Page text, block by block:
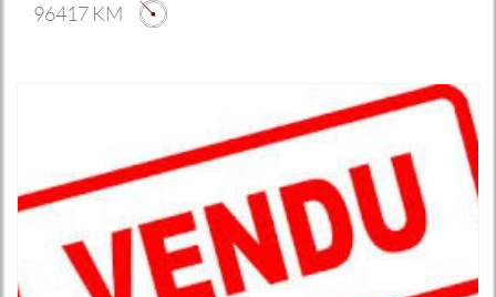
96417 KM